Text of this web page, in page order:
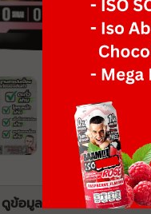
ดูข้อมูลโภชนาการ